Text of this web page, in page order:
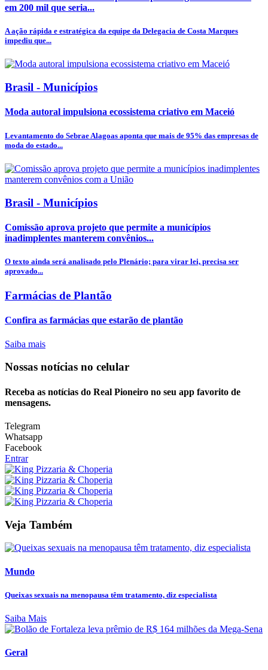
em 200 mil que seria...
A ação rápida e estratégica da equipe da Delegacia de Costa Marques
impediu que...
Brasil - Municípios
Moda autoral impulsiona ecossistema criativo em Maceió
Levantamento do Sebrae Alagoas aponta que mais de 95% das empresas de
moda do estado...
Brasil - Municípios
Comissão aprova projeto que permite a municípios
inadimplentes manterem convênios...
O texto ainda será analisado pelo Plenário; para virar lei, precisa ser
aprovado...
Farmácias de Plantão
Confira as farmácias que estarão de plantão
Saiba mais
Nossas notícias no celular
Receba as notícias do Real Pioneiro no seu app favorito de
mensagens.
Telegram
Whatsapp
Facebook
Entrar
Veja Também
Mundo
Queixas sexuais na menopausa têm tratamento, diz especialista
Saiba Mais
Geral